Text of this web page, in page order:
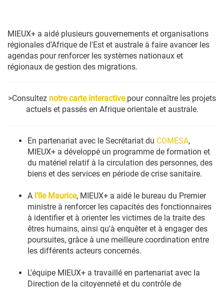
MIEUX+ a aidé plusieurs gouvernements et organisations
régionales d'Afrique de l'Est et australe à faire avancer les
agendas pour renforcer les systèmes nationaux et
régionaux de gestion des migrations.
>Consultez notre carte interactivepour connaître les projets
actuels et passés en Afrique orientale et australe.
En partenariat avec le Secrétariat du COMESA,
MIEUX+ a développé un programme de formation et
du matériel relatif à la circulation des personnes, des
biens et des services en période de crise sanitaire.
A l'île Maurice, MIEUX+ a aidé le bureau du Premier
ministre à renforcer les capacités des fonctionnaires
à identifier et à orienter les victimes de la traite des
êtres humains, ainsi qu'à enquêter et à engager des
poursuites, grâce à une meilleure coordination entre
les différents acteurs concernés.
L'équipe MIEUX+ a travaillé en partenariat avec la
Direction de la citoyenneté et du contrôle de